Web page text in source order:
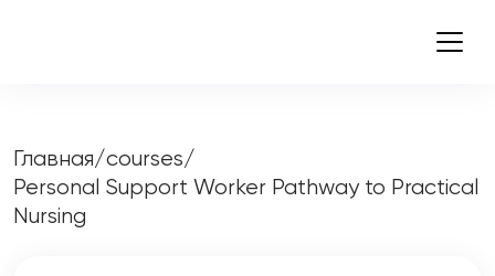
Главная/courses/
Personal Support Worker Pathway to Practical
Nursing